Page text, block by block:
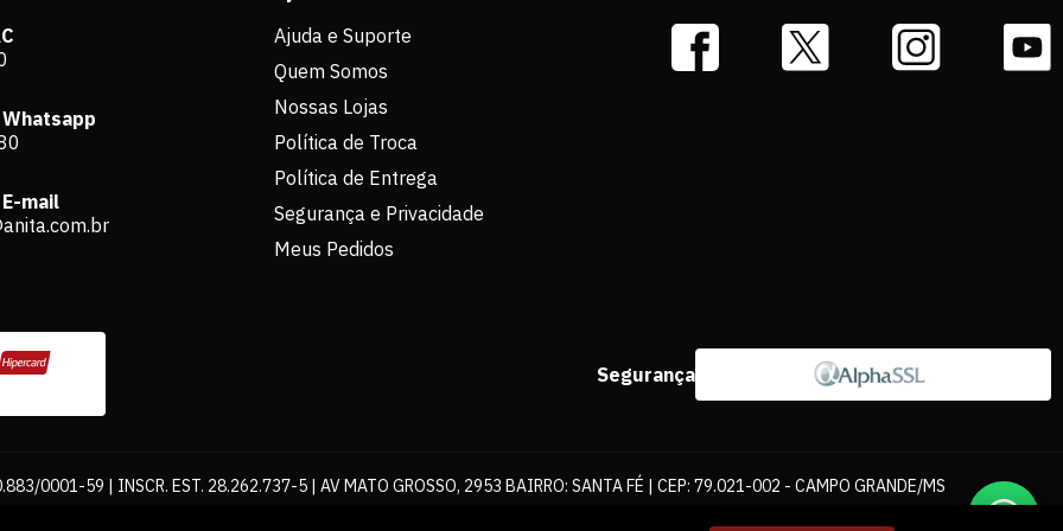
mail
Ajuda e Suporte
Quem Somos
Nossas Lojas
Política de Troca
Política de Entrega
Segurança e Privacidade
Meus Pedidos
Segurança
0001-59 | INSCR. EST. 28.262.737-5 | AV MATO GROSSO, 2953 BAIRRO: SANTA FÉ | CEP: 79.021-002 - CAMPO GRANDE/MS